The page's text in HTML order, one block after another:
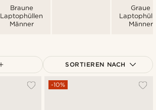
Braune
Laptophüllen
Männer
Graue
Männer
SORTIEREN NACH
Am Beliebtesten
-10%